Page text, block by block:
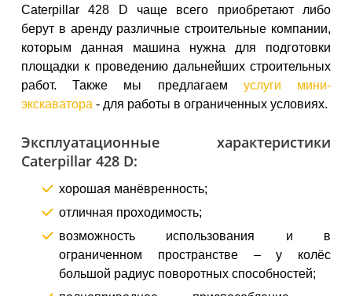
Caterpillar 428 D чаще всего приобретают либо
берут в аренду различные строительные компании,
которым данная машина нужна для подготовки
площадки к проведению дальнейших строительных
работ. Также мы предлагаем услуги мини-
экскаватора - для работы в ограниченных условиях.
Эксплуатационные характеристики
Caterpillar 428 D:
хорошая манёвренность;
отличная проходимость;
возможность использования и в
ограниченном пространстве – у колёс
большой радиус поворотных способностей;